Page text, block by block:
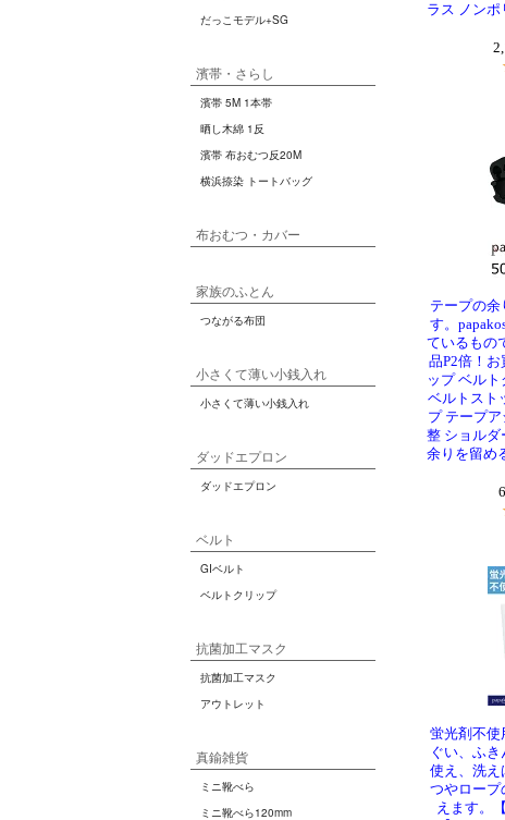
ラス ノンポ
テープの余
す。
ているもの
品P2倍！お
ップ ベル
ベルトスト
プ テープ
整 ショルダ
余りを留め
蛍光剤不使
ぐい、ふ
使え、洗え
つやロープ
えます。